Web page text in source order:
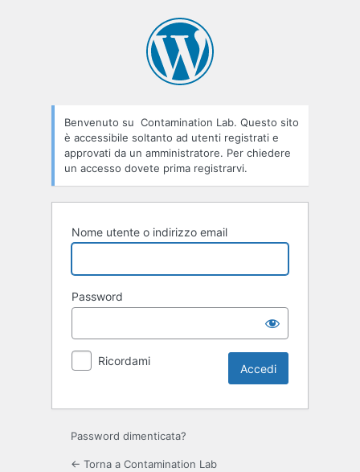
Benvenuto su Contamination Lab. Questo sito
è accessibile soltanto ad utenti registrati e
approvati da un amministratore. Per chiedere
un accesso dovete prima registrarvi.
Nome utente o indirizzo email
Password
Ricordami
Password dimenticata?
← Torna a Contamination Lab